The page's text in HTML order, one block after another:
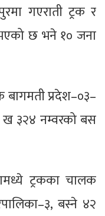
गएराती ट्रक र
छ भने १० जना
प्रदेश–०३–
ख ३२४ नम्वरको बस
ट्रकका चालक
बस्ने ४२